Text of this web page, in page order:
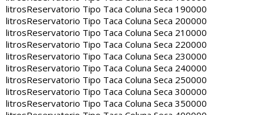
litrosReservatorio Tipo Taca Coluna Seca 190000
litrosReservatorio Tipo Taca Coluna Seca 200000
litrosReservatorio Tipo Taca Coluna Seca 210000
litrosReservatorio Tipo Taca Coluna Seca 220000
litrosReservatorio Tipo Taca Coluna Seca 230000
litrosReservatorio Tipo Taca Coluna Seca 240000
litrosReservatorio Tipo Taca Coluna Seca 250000
litrosReservatorio Tipo Taca Coluna Seca 300000
litrosReservatorio Tipo Taca Coluna Seca 350000